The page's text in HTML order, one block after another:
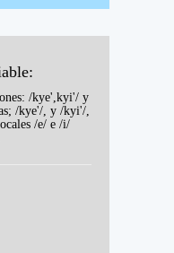
/kye',kyi'/ y
/kye'/, y /kyi'/,
/e/ e /i/